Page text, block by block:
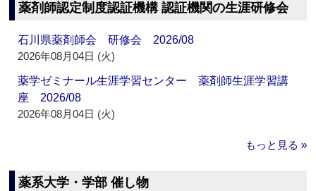
薬剤師認定制度認証機構 認証機関の生涯研修会
石川県薬剤師会 研修会 2026/08
2026年08月04日 (火)
薬学ゼミナール生涯学習センター 薬剤師生涯学習講
座 2026/08
2026年08月04日 (火)
もっと見る »
薬系大学・学部 催し物